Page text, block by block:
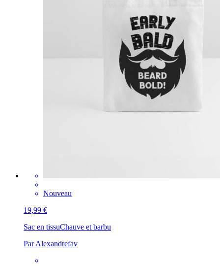
Nouveau
19,99 €
Sac en tissuChauve et barbu
Par Alexandrefav